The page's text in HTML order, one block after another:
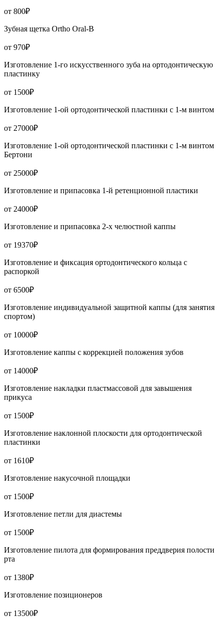
от 800₽
Зубная щетка Ortho Oral-B
от 970₽
Изготовление 1-го искусственного зуба на ортодонтическую
пластинку
от 1500₽
Изготовление 1-ой ортодонтической пластинки с 1-м винтом
от 27000₽
Изготовление 1-ой ортодонтической пластинки с 1-м винтом
Бертони
от 25000₽
Изготовление и припасовка 1-й ретенционной пластики
от 24000₽
Изготовление и припасовка 2-х челюстной каппы
от 19370₽
Изготовление и фиксация ортодонтического кольца с
распоркой
от 6500₽
Изготовление индивидуальной защитной каппы (для занятия
спортом)
от 10000₽
Изготовление каппы с коррекцией положения зубов
от 14000₽
Изготовление накладки пластмассовой для завышения
прикуса
от 1500₽
Изготовление наклонной плоскости для ортодонтической
пластинки
от 1610₽
Изготовление накусочной площадки
от 1500₽
Изготовление петли для диастемы
от 1500₽
Изготовление пилота для формирования преддверия полости
рта
от 1380₽
Изготовление позиционеров
от 13500₽